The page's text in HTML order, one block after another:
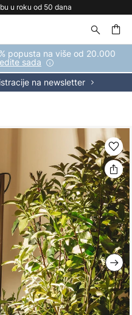
u roku od 50 dana
popusta na više od 20.000
sada
na newsletter